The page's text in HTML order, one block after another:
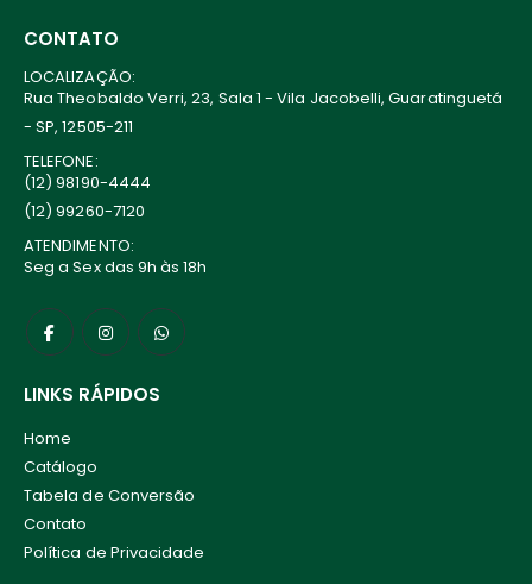
CONTATO
LOCALIZAÇÃO:
Rua Theobaldo Verri, 23, Sala 1 - Vila Jacobelli, Guaratinguetá
- SP, 12505-211
TELEFONE:
(12) 98190-4444
(12) 99260-7120
ATENDIMENTO:
Seg a Sex das 9h às 18h
LINKS RÁPIDOS
Home
Catálogo
Tabela de Conversão
Contato
Política de Privacidade